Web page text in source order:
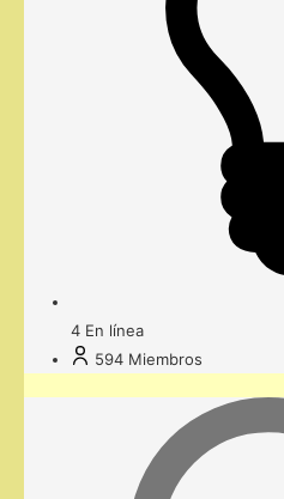
4 En línea
594 Miembros